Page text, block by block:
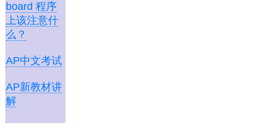
board 程序
上该注意什
么？
AP中文考试
AP新教材讲
解